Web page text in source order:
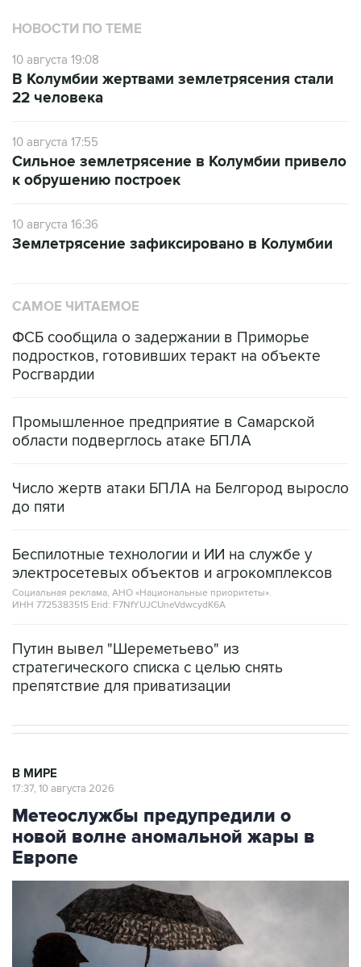
НОВОСТИ ПО ТЕМЕ
10 августа 19:08
В Колумбии жертвами землетрясения стали
22 человека
10 августа 17:55
Сильное землетрясение в Колумбии привело
к обрушению построек
10 августа 16:36
Землетрясение зафиксировано в Колумбии
САМОЕ ЧИТАЕМОЕ
ФСБ сообщила о задержании в Приморье
подростков, готовивших теракт на объекте
Росгвардии
Промышленное предприятие в Самарской
области подверглось атаке БПЛА
Число жертв атаки БПЛА на Белгород выросло
до пяти
Беспилотные технологии и ИИ на службе у
электросетевых объектов и агрокомплексов
Социальная реклама, АНО «Национальные приоритеты».
ИНН 7725383515 Erid: F7NfYUJCUneVdwcydK6A
Путин вывел "Шереметьево" из
стратегического списка с целью снять
препятствие для приватизации
В МИРЕ
17:37, 10 августа 2026
Метеослужбы предупредили о
новой волне аномальной жары в
Европе